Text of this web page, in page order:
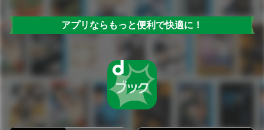
アプリならもっと便利で快適に！